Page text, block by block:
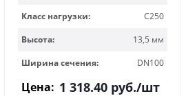
Класс нагрузки:
C250
Высота:
13,5 мм
Ширина сечения:
DN100
Цена: 1 318.40руб./шт